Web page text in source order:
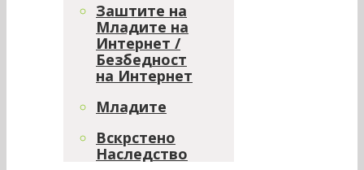
Заштите на
Младите на
Интернет /
Безбедност
на Интернет
Младите
Вскрстено
Наследство